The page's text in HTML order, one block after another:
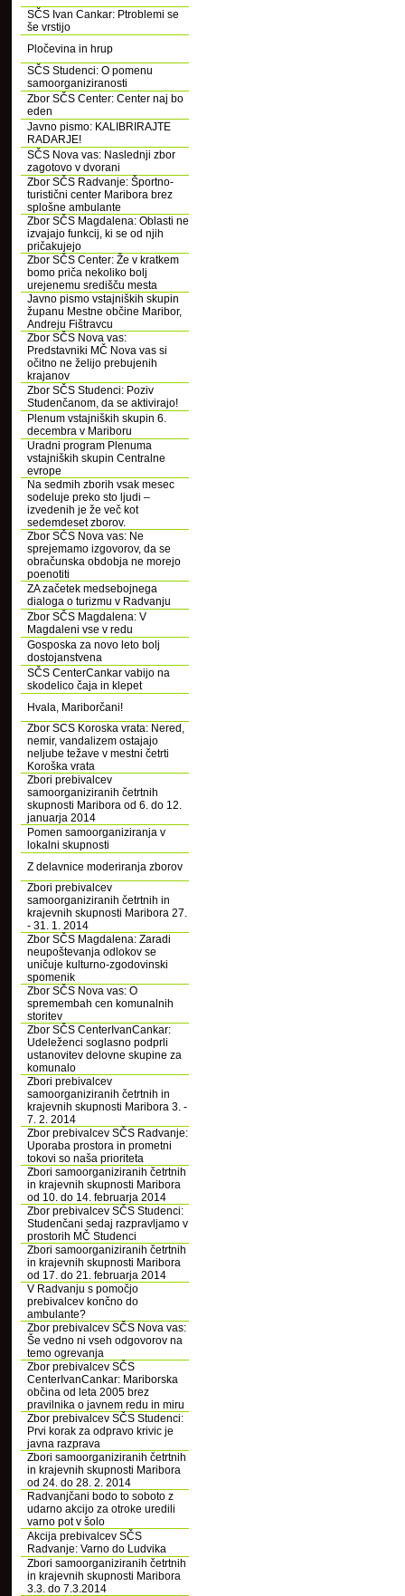
SČS Ivan Cankar: Ptroblemi se
še vrstijo
Pločevina in hrup
SČS Studenci: O pomenu
samoorganiziranosti
Zbor SČS Center: Center naj bo
eden
Javno pismo: KALIBRIRAJTE
RADARJE!
SČS Nova vas: Naslednji zbor
zagotovo v dvorani
Zbor SČS Radvanje: Športno-
turistični center Maribora brez
splošne ambulante
Zbor SČS Magdalena: Oblasti ne
izvajajo funkcij, ki se od njih
pričakujejo
Zbor SČS Center: Že v kratkem
bomo priča nekoliko bolj
urejenemu središču mesta
Javno pismo vstajniških skupin
županu Mestne občine Maribor,
Andreju Fištravcu
Zbor SČS Nova vas:
Predstavniki MČ Nova vas si
očitno ne želijo prebujenih
krajanov
Zbor SČS Studenci: Poziv
Studenčanom, da se aktivirajo!
Plenum vstajniških skupin 6.
decembra v Mariboru
Uradni program Plenuma
vstajniških skupin Centralne
evrope
Na sedmih zborih vsak mesec
sodeluje preko sto ljudi –
izvedenih je že več kot
sedemdeset zborov.
Zbor SČS Nova vas: Ne
sprejemamo izgovorov, da se
obračunska obdobja ne morejo
poenotiti
ZA začetek medsebojnega
dialoga o turizmu v Radvanju
Zbor SČS Magdalena: V
Magdaleni vse v redu
Gosposka za novo leto bolj
dostojanstvena
SČS CenterCankar vabijo na
skodelico čaja in klepet
Hvala, Mariborčani!
Zbor SCS Koroska vrata: Nered,
nemir, vandalizem ostajajo
neljube težave v mestni četrti
Koroška vrata
Zbori prebivalcev
samoorganiziranih četrtnih
skupnosti Maribora od 6. do 12.
januarja 2014
Pomen samoorganiziranja v
lokalni skupnosti
Z delavnice moderiranja zborov
Zbori prebivalcev
samoorganiziranih četrtnih in
krajevnih skupnosti Maribora 27.
- 31. 1. 2014
Zbor SČS Magdalena: Zaradi
neupoštevanja odlokov se
uničuje kulturno-zgodovinski
spomenik
Zbor SČS Nova vas: O
spremembah cen komunalnih
storitev
Zbor SČS CenterIvanCankar:
Udeleženci soglasno podprli
ustanovitev delovne skupine za
komunalo
Zbori prebivalcev
samoorganiziranih četrtnih in
krajevnih skupnosti Maribora 3. -
7. 2. 2014
Zbor prebivalcev SČS Radvanje:
Uporaba prostora in prometni
tokovi so naša prioriteta
Zbori samoorganiziranih četrtnih
in krajevnih skupnosti Maribora
od 10. do 14. februarja 2014
Zbor prebivalcev SČS Studenci:
Studenčani sedaj razpravljamo v
prostorih MČ Studenci
Zbori samoorganiziranih četrtnih
in krajevnih skupnosti Maribora
od 17. do 21. februarja 2014
V Radvanju s pomočjo
prebivalcev končno do
ambulante?
Zbor prebivalcev SČS Nova vas:
Še vedno ni vseh odgovorov na
temo ogrevanja
Zbor prebivalcev SČS
CenterIvanCankar: Mariborska
občina od leta 2005 brez
pravilnika o javnem redu in miru
Zbor prebivalcev SČS Studenci:
Prvi korak za odpravo krivic je
javna razprava
Zbori samoorganiziranih četrtnih
in krajevnih skupnosti Maribora
od 24. do 28. 2. 2014
Radvanjčani bodo to soboto z
udarno akcijo za otroke uredili
varno pot v šolo
Akcija prebivalcev SČS
Radvanje: Varno do Ludvika
Zbori samoorganiziranih četrtnih
in krajevnih skupnosti Maribora
3.3. do 7.3.2014